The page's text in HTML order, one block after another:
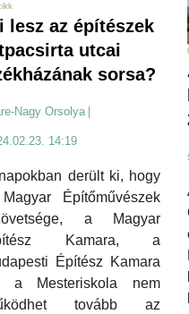
lesz az építészek
utcai
sorsa?
Nagy Orsolya
14:19
derült ki, hogy
Építőművészek
a Magyar
Kamara, a
Építész Kamara
a Mesteriskola nem
tovább az